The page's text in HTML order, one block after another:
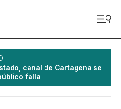
canal de Cartagena se
falla